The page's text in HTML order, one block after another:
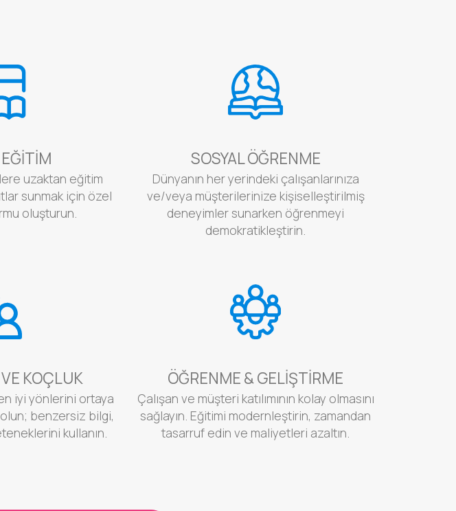
uzaktan eğitim
sunmak için özel
oluşturun.
SOSYAL ÖĞRENME
Dünyanın her yerindeki çalışanlarınıza
ve/veya müşterilerinize kişiselleştirilmiş
deneyimler sunarken öğrenmeyi
demokratikleştirin.
KOÇLUK
iyi yönlerini ortaya
olun; benzersiz bilgi,
kullanın.
ÖĞRENME & GELIŞTIRME
Çalışan ve müşteri katılımının kolay olmasını
sağlayın. Eğitimi modernleştirin, zamandan
tasarruf edin ve maliyetleri azaltın.